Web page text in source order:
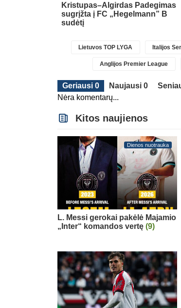
Kristupas–Algirdas Padegimas
sugrįžta į FC „Hegelmann” B
sudėtį
Lietuvos TOP LYGA Italijos
Anglijos Premier League
Geriausi 0 Naujausi 0
Nėra komentarų...
Kitos naujienos
Dienos nuotrauka
L. Messi gerokai pakėlė Majamio
„Inter“ komandos vertę (9)